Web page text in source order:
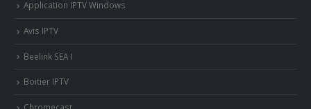
Application IPTV Windows
Avis IPTV
Beelink SEA I
Boitier IPTV